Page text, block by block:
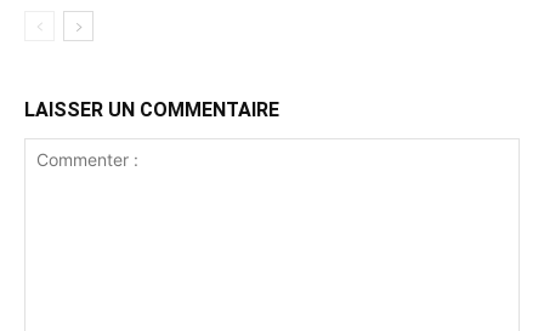
LAISSER UN COMMENTAIRE